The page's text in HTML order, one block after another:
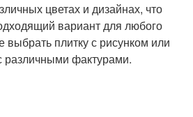
цветах и дизайнах, что
вариант для любого
плитку с рисунком или
различными фактурами.